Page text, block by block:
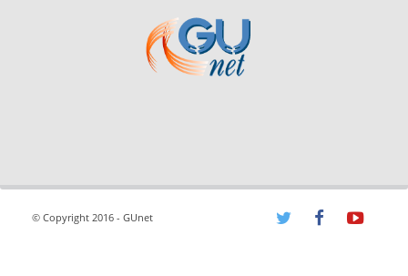
© Copyright 2016 - GUnet